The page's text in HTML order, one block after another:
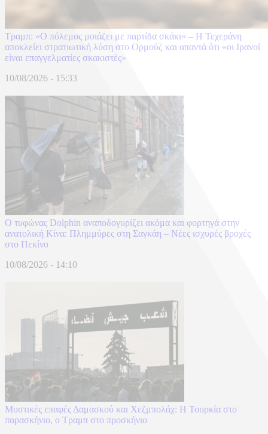
Τραμπ: «Ο πόλεμος μοιάζει με παρτίδα σκάκι» – Η Τεχεράνη
αποκλείει στρατιωτική λύση στο Ορμούζ και απαντά ότι «οι Ιρανοί
είναι επαγγελματίες σκακιστές»
10/08/2026 - 15:33
Ο τυφώνας Dolphin αναποδογυρίζει ακόμα και φορτηγά στην
ανατολική Κίνα: Πλημμύρες στη Σαγκάη – Νέες ισχυρές βροχές
στο Πεκίνο
10/08/2026 - 14:10
​Μυστικές επαφές Δαμασκού και Χεζμπολάχ: Η Τουρκία στο
παρασκήνιο, ο Τραμπ στο προσκήνιο